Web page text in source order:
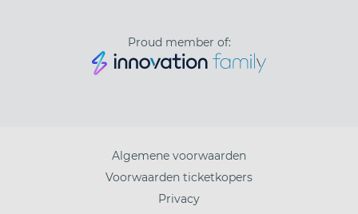
Proud member of:
Algemene voorwaarden
Voorwaarden ticketkopers
Privacy